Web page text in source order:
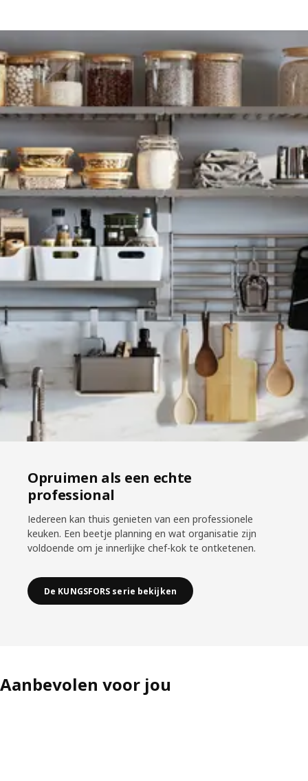
Opruimen als een echte
professional
Iedereen kan thuis genieten van een professionele
keuken. Een beetje planning en wat organisatie zijn
voldoende om je innerlijke chef-kok te ontketenen.
De KUNGSFORS serie bekijken
Aanbevolen voor jou